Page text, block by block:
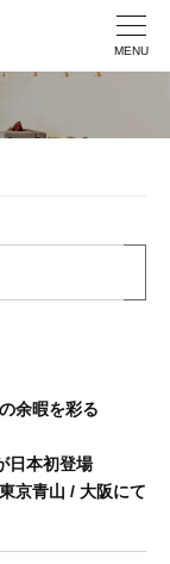
MENU
余暇を彩る
日本初登場
京⻘⼭ / 大阪にて